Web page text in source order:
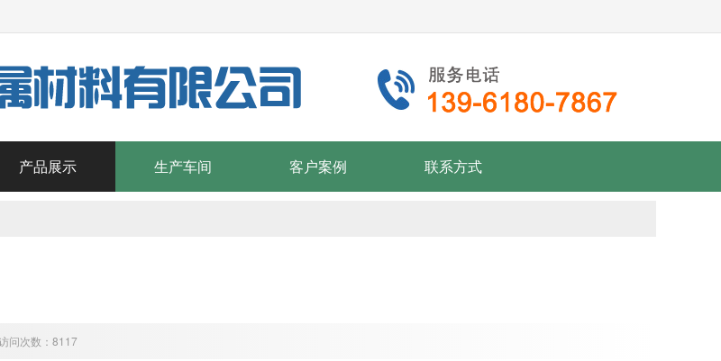
产品展示 生产车间 客户案例 联系方式
问次数：8117